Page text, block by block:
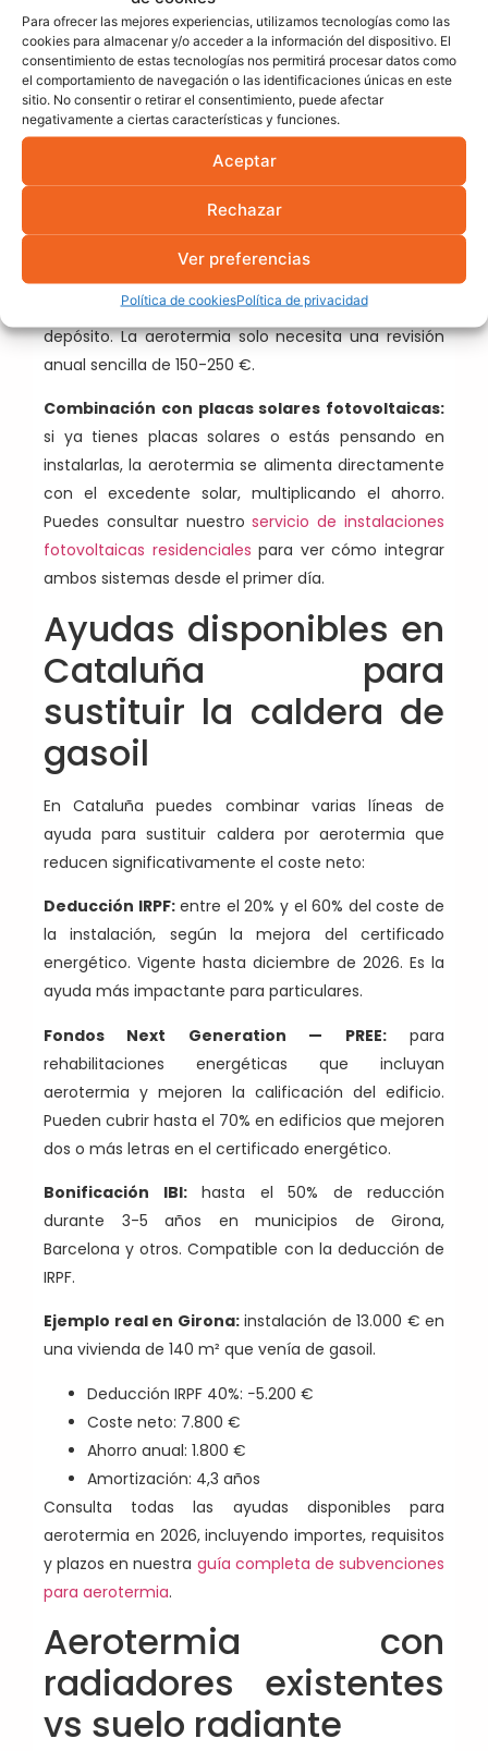
Para ofrecer las mejores experiencias, utilizamos tecnologías como las
cookies para almacenar y/o acceder a la información del dispositivo. El
consentimiento de estas tecnologías nos permitirá procesar datos como
el comportamiento de navegación o las identificaciones únicas en este
sitio. No consentir o retirar el consentimiento, puede afectar
negativamente a ciertas características y funciones.
Aceptar
Rechazar
Ver preferencias
Política de cookiesPolítica de privacidad
forma continua y el pago se fragmenta en la
factura eléctrica mensual.
Refrigeración en verano incluida:el mismo
sistema que calienta en invierno refresca en
verano, sin necesidad de instalar splits
requería un sistema adicional.
Sin revisiones de combustión:
gasoil requieren revisiones periódicas obligatorias,
limpieza del quemador y mantenimiento del
depósito. La aerotermia solo necesita una revisión
anual sencilla de 150-250 €.
Combinación con placas solares fotovoltaicas:
si ya tienes placas solares o estás pensando en
instalarlas, la aerotermia se alimenta directamente
con el excedente solar, multiplicando el ahorro.
Puedes consultar nuestroservicio de instalaciones
fotovoltaicas residenciales para ver cómo integrar
ambos sistemas desde el primer día.
Ayudas disponibles en
Cataluña para
sustituir la caldera de
gasoil
En Cataluña puedes combinar varias líneas de
ayuda para sustituir caldera por aerotermia que
reducen significativamente el coste neto:
Deducción IRPF:entre el 20% y el 60% del coste de
la instalación, según la mejora del certificado
energético. Vigente hasta diciembre de 2026. Es la
ayuda más impactante para particulares.
Fondos Next Generation — PREE:para
rehabilitaciones energéticas que incluyan
aerotermia y mejoren la calificación del edificio.
Pueden cubrir hasta el 70% en edificios que mejoren
dos o más letras en el certificado energético.
Bonificación IBI:hasta el 50% de reducción
durante 3-5 años en municipios de Girona,
Barcelona y otros. Compatible con la deducción de
IRPF.
Ejemplo real en Girona:instalación de 13.000 € en
una vivienda de 140 m² que venía de gasoil.
Deducción IRPF 40%: −5.200 €
Coste neto: 7.800 €
Ahorro anual: 1.800 €
Amortización: 4,3 años
Consulta todas las ayudas disponibles para
aerotermia en 2026, incluyendo importes, requisitos
y plazos en nuestra guía completa de subvenciones
para aerotermia.
Aerotermia con
radiadores existentes
vs suelo radiante